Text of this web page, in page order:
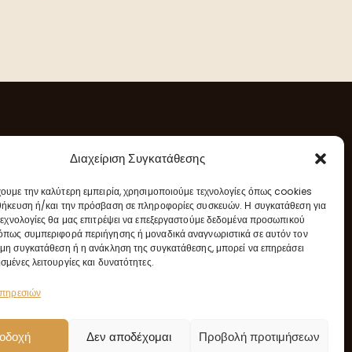
Διαχείριση Συγκατάθεσης
την καλύτερη εμπειρία, χρησιμοποιούμε τεχνολογίες όπως cookies
ή/και την πρόσβαση σε πληροφορίες συσκευών. Η συγκατάθεση για
θα μας επιτρέψει να επεξεργαστούμε δεδομένα προσωπικού
συμπεριφορά περιήγησης ή μοναδικά αναγνωριστικά σε αυτόν τον
συγκατάθεση ή η ανάκληση της συγκατάθεσης, μπορεί να επηρεάσει
λειτουργίες και δυνατότητες.
Δεν αποδέχομαι Προβολή προτιμήσεων
Επικοινωνία
info@elph.gr
6977 212 384